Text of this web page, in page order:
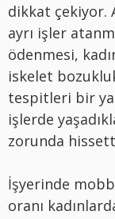
dikkat çekiyor.
ayrı işler
ödenmesi,
iskelet
tespitleri bir
işlerde
zorunda
İşyerinde
oranı